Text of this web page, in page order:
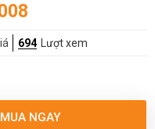
694 Lượt xem
MUA NGAY